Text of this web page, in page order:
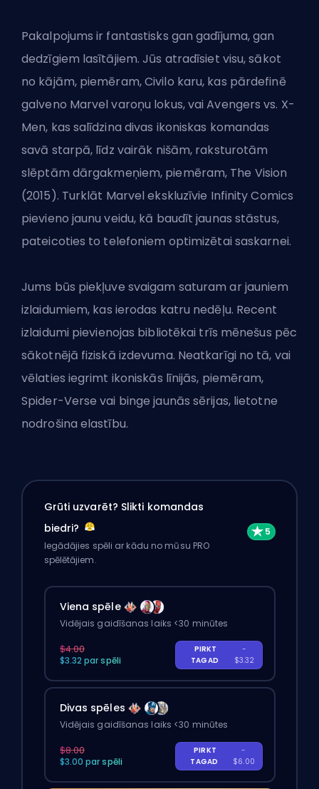
Pakalpojums ir fantastisks gan gadījuma, gan
dedzīgiem lasītājiem. Jūs atradīsiet visu, sākot
no kājām, piemēram, Civilo karu, kas pārdefinē
galveno Marvel varoņu lokus, vai Avengers vs. X-
Men, kas salīdzina divas ikoniskas komandas
savā starpā, līdz vairāk nišām, raksturotām
slēptām dārgakmeņiem, piemēram, The Vision
(2015). Turklāt Marvel ekskluzīvie Infinity Comics
pievieno jaunu veidu, kā baudīt jaunas stāstus,
pateicoties to telefoniem optimizētai saskarnei.
Jums būs piekļuve svaigam saturam ar jauniem
izlaidumiem, kas ierodas katru nedēļu. Recent
izlaidumi pievienojas bibliotēkai trīs mēnešus pēc
sākotnējā fiziskā izdevuma. Neatkarīgi no tā, vai
vēlaties iegrimt ikoniskās līnijās, piemēram,
Spider-Verse vai binge jaunās sērijas, lietotne
nodrošina elastību.
Grūti uzvarēt? Slikti komandas
biedri?
Iegādājies spēli ar kādu no mūsu PRO
spēlētājiem.
Viena spēle
Vidējais gaidīšanas laiks <30 minūtes
$4.00
$3.32 par spēli
PIRKT
TAGAD
-
$3.32
Divas spēles
Vidējais gaidīšanas laiks <30 minūtes
$8.00
$3.00 par spēli
PIRKT
TAGAD
-
$6.00